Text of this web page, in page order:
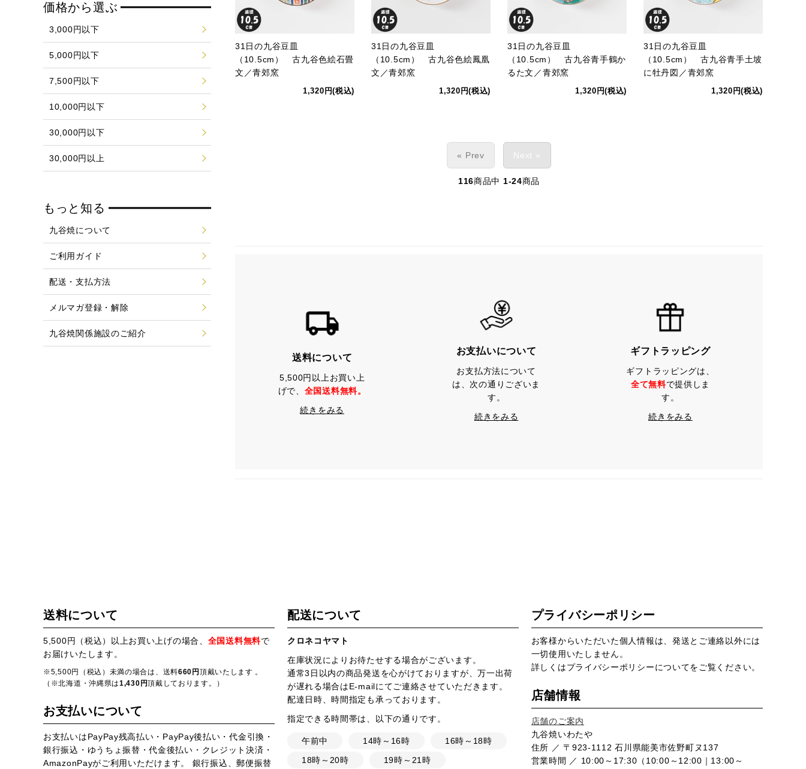
31日の九谷豆皿
（10.5cm） 古九谷色絵石畳
文／青郊窯
1,320円(税込)
31日の九谷豆皿
（10.5cm） 古九谷色絵鳳凰
文／青郊窯
1,320円(税込)
31日の九谷豆皿
（10.5cm） 古九谷青手鶴か
るた文／青郊窯
1,320円(税込)
31日の九谷豆皿
（10.5cm） 古九谷青手土坡
に牡丹図／青郊窯
1,320円(税込)
« Prev Next »
116商品中 1-24商品
送料について
5,500円以上お買い上
げで、 全国送料無料。
続きをみる
お支払いについて
お支払方法について
は、次の通りございま
す。
続きをみる
ギフトラッピング
ギフトラッピングは、
全て無料で提供しま
す。
続きをみる
価格から選ぶ
3,000円以下
5,000円以下
7,500円以下
10,000円以下
30,000円以下
30,000円以上
もっと知る
九谷焼について
ご利用ガイド
配送・支払方法
メルマガ登録・解除
九谷焼関係施設のご紹介
送料について
5,500円（税込）以上お買い上げの場合、 全国送料無料で
お届けいたします。
※5,500円（税込）未満の場合は、送料660円 頂戴いたします 。
（※北海道・沖縄県は1,430円頂戴しております。）
お支払いについて
お支払いはPayPay残高払い・PayPay後払い・代金引換・
銀行振込・ゆうちょ振替・代金後払い・クレジット決済・
AmazonPayがご利用いただけます。 銀行振込、郵便振替
配送について
クロネコヤマト
在庫状況によりお待たせする場合がございます。
通常3日以内の商品発送を心がけておりますが、万一出荷
が遅れる場合はE-mailにてご連絡させていただきます。
配達日時、時間指定も承っております。
指定できる時間帯は、以下の通りです。
午前中 14時～16時
16時～18時
18時～20時
19時～21時
プライバシーポリシー
お客様からいただいた個人情報は、発送とご連絡以外には
一切使用いたしません。
詳しくはプライバシーポリシーについてをご覧ください。
店舗情報
店舗のご案内
九谷焼いわたや
住所 ／ 〒923-1112 石川県能美市佐野町ヌ137
営業時間 ／ 10:00～17:30（10:00～12:00｜13:00～